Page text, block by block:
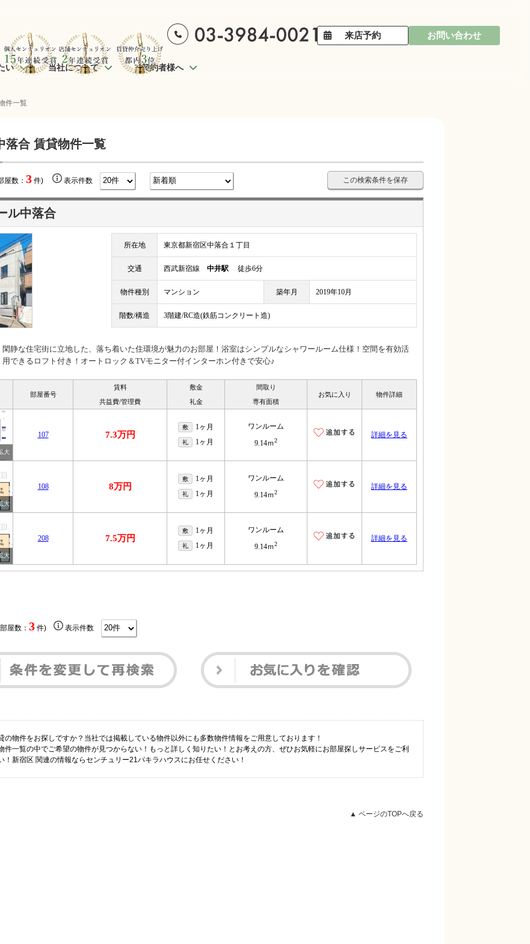
来店予約 お問い合わせ
い 当社について ご契約者様へ
件一覧
落合 賃貸物件一覧
屋数： 3 件) 表示件数 この検索条件を保存
ル中落合
所在地 東京都新宿区中落合１丁目
交通 西武新宿線 中井駅 徒歩6分
物件種別 マンション 築年月 2019年10月
階数/構造 3階建/RC造(鉄筋コンクリート造)
閑静な住宅街に立地した、落ち着いた住環境が魅力のお部屋！浴室はシンプルなシャワールーム仕様！空間を有効活
用できるロフト付き！オートロック＆TVモニター付インターホン付きで安心♪
部屋番号
賃料
共益費/管理費
敷金
礼金
間取り
専有面積
お気に入り 物件詳細
107 7.3万円
敷 1ヶ月
礼 1ヶ月
ワンルーム
9.14ｍ2
詳細を見る
108 8万円
敷 1ヶ月
礼 1ヶ月
ワンルーム
9.14ｍ2
詳細を見る
208 7.5万円
敷 1ヶ月
礼 1ヶ月
ワンルーム
9.14ｍ2
詳細を見る
屋数： 3 件) 表示件数
の物件をお探しですか？当社では掲載している物件以外にも多数物件情報をご用意しております！
件一覧の中でご希望の物件が見つからない！もっと詳しく知りたい！とお考えの方、ぜひお気軽にお部屋探しサービスをご利
！新宿区 関連の情報ならセンチュリー21パキラハウスにお任せください！
▲ ページのTOPへ戻る